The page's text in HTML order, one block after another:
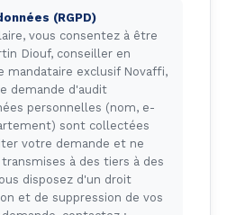
(RGPD)
vous consentez à être
Diouf, conseiller en
mandataire exclusif Novaffi,
demande d'audit
personnelles (nom, e-
sont collectées
votre demande et ne
à des tiers à des
disposez d'un droit
et de suppression de vos